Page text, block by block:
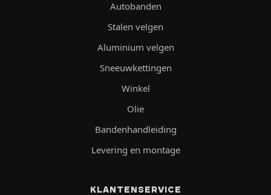
Autobanden
Stalen velgen
Aluminium velgen
Sneeuwkettingen
Winkel
Olie
Bandenhandleiding
Levering en montage
KLANTENSERVICE